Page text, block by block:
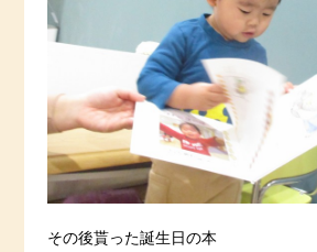
その後貰った誕生日の本